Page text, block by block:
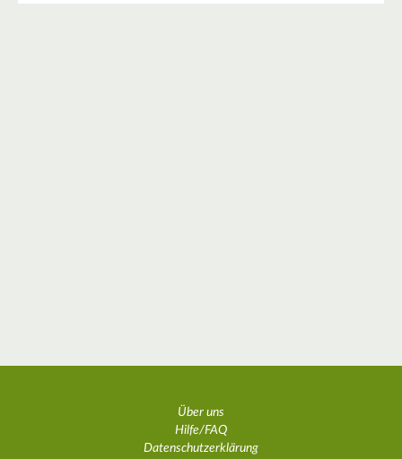
Über uns
Hilfe/FAQ
Datenschutzerklärung